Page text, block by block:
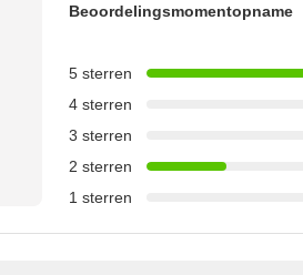
Beoordelingsmomentopname
5 sterren
4 sterren
3 sterren
2 sterren
1 sterren